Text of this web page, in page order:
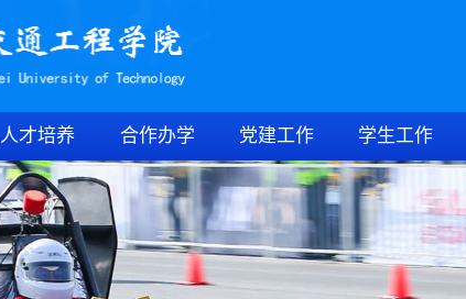
人才培养 合作办学 党建工作 学生工作